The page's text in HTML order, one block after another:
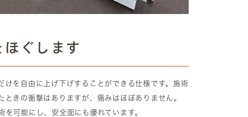
ぐします
を自由に上げ下げすることができる仕様です。施術
きの衝撃はありますが、痛みはほぼありません。
可能にし、安全面にも優れています。